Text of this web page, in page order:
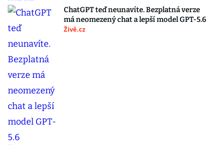
ChatGPT teď neunavíte. Bezplatná verze
má neomezený chat a lepší model GPT-5.6
Živě.cz